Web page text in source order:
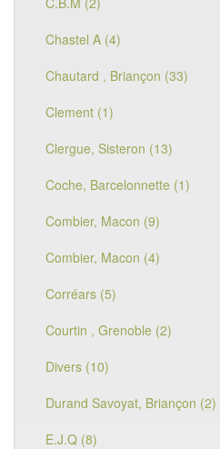
Chastel A (4)
Chautard , Briançon (33)
Clement (1)
Clergue, Sisteron (13)
Coche, Barcelonnette (1)
Combier, Macon (9)
Combier, Macon (4)
Corréars (5)
Courtin , Grenoble (2)
Divers (10)
Durand Savoyat, Briançon (2)
E.J.Q (8)